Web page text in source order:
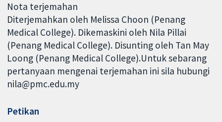
Nota terjemahan
Diterjemahkan oleh Melissa Choon (Penang
Medical College). Dikemaskini oleh Nila Pillai
(Penang Medical College). Disunting oleh Tan May
Loong (Penang Medical College).Untuk sebarang
pertanyaan mengenai terjemahan ini sila hubungi
nila@pmc.edu.my
Petikan